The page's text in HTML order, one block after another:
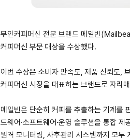
무인커피머신 전문 브랜드 메일빈
커피머신 부문 대상을 수상했다.
이번 수상은 소비자 만족도, 제품 신뢰도,
커피머신 시장을 대표하는 브랜드로 자리
메일빈은 단순히 커피를 추출하는 기계를
드웨어·소프트웨어·운영 솔루션을 통합
원격 모니터링, 사후관리 시스템까지 모두